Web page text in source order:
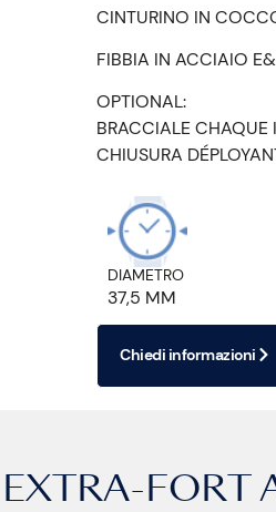
CINTURINO IN
FIBBIA IN ACCIAIO
OPTIONAL:
BRACCIALE
CHIUSURA
DIAMETRO
37,5 MM
Chiedi informazioni
EXTRA-FORT